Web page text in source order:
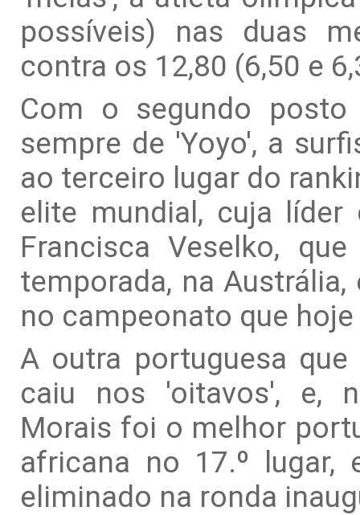
possíveis) nas duas
contra os 12,80 (6,50 e
Com o segundo
sempre de 'Yoyo', a
ao terceiro lugar do
elite mundial, cuja
Francisca Veselko,
temporada, na
no campeonato que
A outra portuguesa que
caiu nos 'oitavos', e,
Morais foi o melhor
africana no 17.º lugar,
eliminado na ronda